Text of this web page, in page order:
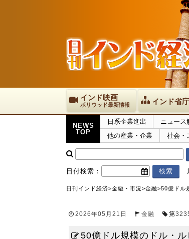
インド映画
ボリウッド最新情報 インド省
NEWS
TOP
日系企業進出 ニュース
他の産業・企業
社会・
日付検索：
日刊インド経済>金融・市況 >金融>50億ドル
2026年05月21日 金融 第
50億ドル規模のドル・